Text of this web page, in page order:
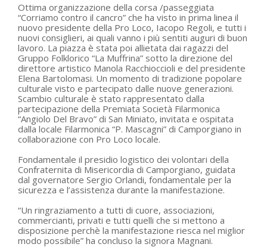
Ottima organizzazione della corsa /passeggiata
“Corriamo contro il cancro” che ha visto in prima linea il
nuovo presidente della Pro Loco, Iacopo Regoli, e tutti i
nuovi consiglieri, ai quali vanno i più sentiti auguri di buon
lavoro. La piazza è stata poi allietata dai ragazzi del
Gruppo Folklorico “La Muffrina” sotto la direzione del
direttore artistico Manola Racchioccioli e del presidente
Elena Bartolomasi. Un momento di tradizione popolare
culturale visto e partecipato dalle nuove generazioni.
Scambio culturale è stato rappresentato dalla
partecipazione della Premiata Società Filarmonica
“Angiolo Del Bravo” di San Miniato, invitata e ospitata
dalla locale Filarmonica “P. Mascagni” di Camporgiano in
collaborazione con Pro Loco locale.
Fondamentale il presidio logistico dei volontari della
Confraternita di Misericordia di Camporgiano, guidata
dal governatore Sergio Orlandi, fondamentale per la
sicurezza e l’assistenza durante la manifestazione.
“Un ringraziamento a tutti di cuore, associazioni,
commercianti, privati e tutti quelli che si mettono a
disposizione perchè la manifestazione riesca nel miglior
modo possibile” ha concluso la signora Magnani.